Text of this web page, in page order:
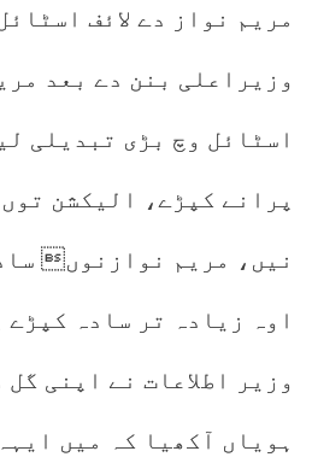
مریم نواز دے لائف
وزیراعلی بنن دے بعد
اسٹائل وچ بڑی تبدیلی
پرانے کپڑے، الیکشن
نیں، مریم نوازنوں
اوہ زیادہ تر سادہ کپڑے
وزیر اطلاعات نے اپنی
ہویاں آکھیا کہ میں